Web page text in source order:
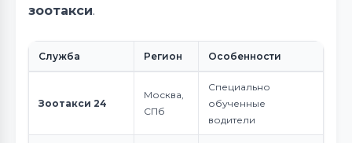
зоотакси.
Служба Регион Особенности
Зоотакси 24
Москва,
СПб
Специально
обученные
водители